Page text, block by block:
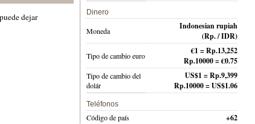
dejar
Dinero
Moneda
Indonesian rupiah
(Rp. / IDR)
Tipo de cambio euro
€1 = Rp.13,252
Rp.10000 = €0.75
Tipo de cambio del
dolár
US$1 = Rp.9,399
Rp.10000 = US$1.06
Teléfonos
Código de país +62